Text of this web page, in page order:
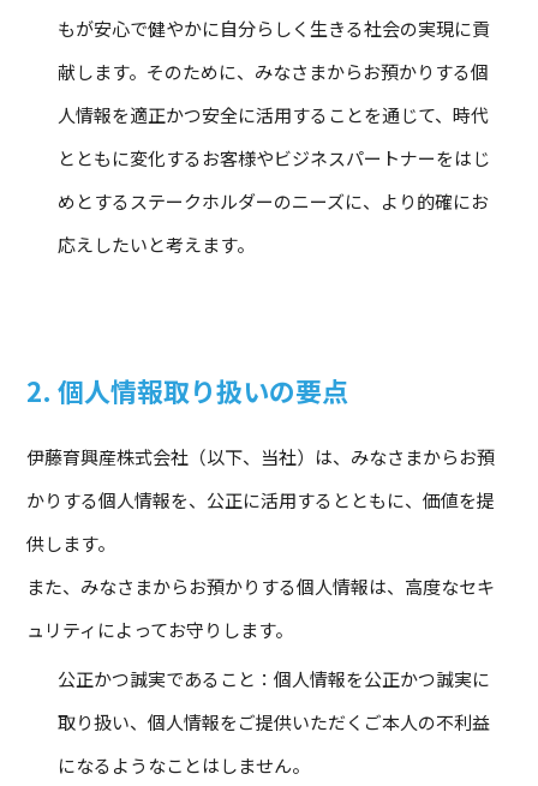
もが安心で健やかに自分らしく生きる社会の実現に貢
献します。そのために、みなさまからお預かりする個
人情報を適正かつ安全に活用することを通じて、時代
とともに変化するお客様やビジネスパートナーをはじ
めとするステークホルダーのニーズに、より的確にお
応えしたいと考えます。
2. 個人情報取り扱いの要点
伊藤育興産株式会社（以下、当社）は、みなさまからお預
かりする個人情報を、公正に活用するとともに、価値を提
供します。
また、みなさまからお預かりする個人情報は、高度なセキ
ュリティによってお守りします。
公正かつ誠実であること：個人情報を公正かつ誠実に
取り扱い、個人情報をご提供いただくご本人の不利益
になるようなことはしません。